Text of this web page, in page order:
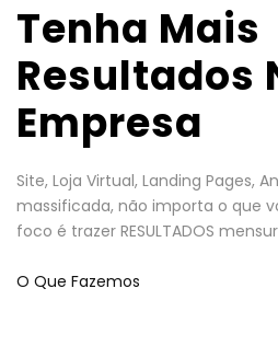
Tenha Mais
Resultados
Empresa
Site, Loja Virtual, Landing Pages,
massificada, não importa o que
foco é trazer RESULTADOS
O Que Fazemos